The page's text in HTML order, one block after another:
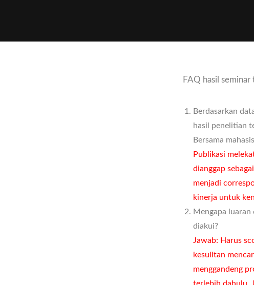
FAQ hasil
Berdasarkan
hasil penelitian
Bersama
Publikasi
dianggap
menjadi
kinerja untuk
Mengapa
diakui?
Jawab: Harus
kesulitan
menggandeng